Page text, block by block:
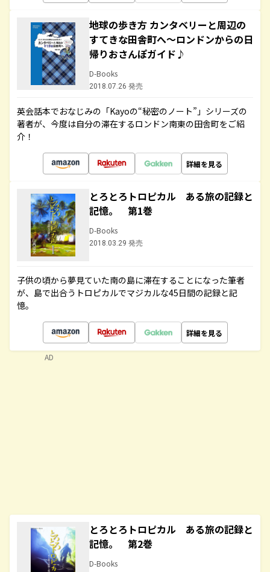
地球の歩き方 カンタベリーと周辺の
すてきな田舎町へ～ロンドンからの日
帰りおさんぽガイド♪
D-Books
2018.07.26 発売
英会話本でおなじみの「Kayoの“秘密のノート”」シリーズの
著者が、今度は自分の滞在するロンドン南東の田舎町をご紹
介！
詳細を見る
とろとろトロピカル ある旅の記録と
記憶。 第1巻
D-Books
2018.03.29 発売
子供の頃から夢見ていた南の島に滞在することになった筆者
が、島で出合うトロピカルでマジカルな45日間の記録と記
憶。
詳細を見る
とろとろトロピカル ある旅の記録と
記憶。 第2巻
D-Books
AD